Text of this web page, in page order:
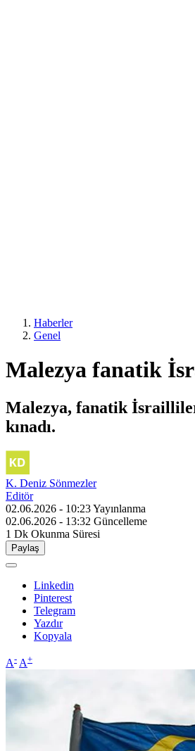
Haberler
Genel
Malezya fanatik
Malezya, fanatik
kınadı.
K. Deniz Sönmezler
Editör
02.06.2026 - 10:23Yayınlanma
02.06.2026 - 13:32 Güncelleme
1 Dk Okunma Süresi
Paylaş
Linkedin
Pinterest
Telegram
Yazdır
Kopyala
A- A+